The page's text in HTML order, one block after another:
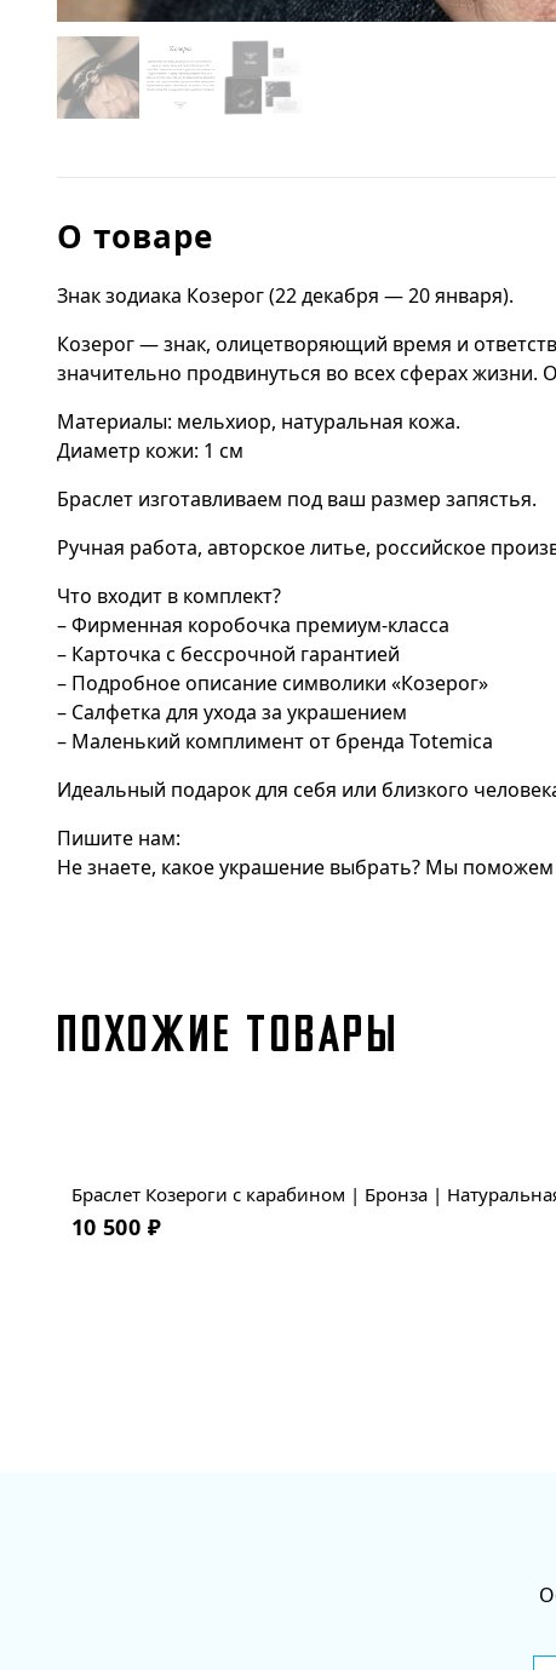
О товаре
Знак зодиака Козерог (22 декабря — 20 января).
Козерог — знак, олицетворяющий время и
значительно продвинуться во всех сферах
Материалы: мельхиор, натуральная кожа.
Диаметр кожи: 1 см
Браслет изготавливаем под ваш размер запястья.
Ручная работа, авторское литье, российское
Что входит в комплект?
– Фирменная коробочка премиум-класса
– Карточка с бессрочной гарантией
– Подробное описание символики «Козерог»
– Салфетка для ухода за украшением
– Маленький комплимент от бренда Totemica
Идеальный подарок для себя или близкого
Пишите нам:
Не знаете, какое украшение выбрать? Мы
ПОХОЖИЕ ТОВАРЫ
Браслет Козероги с карабином | Бронза |
10 500 ₽